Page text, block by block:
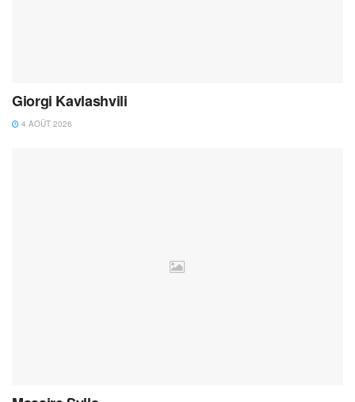
Giorgi Kavlashvili
4 AOÛT 2026